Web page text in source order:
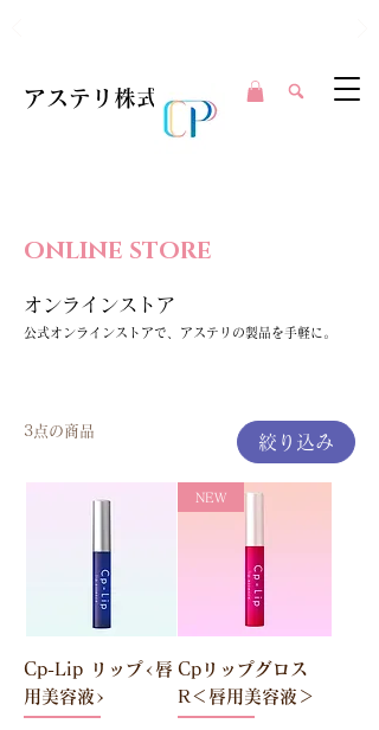
アステリ株式会社
ONLINE STORE
オンラインストア
公式オンラインストアで、アステリの製品を手軽に。
3点の商品
絞り込み
Cp-Lip リップ<唇
用美容液>
NEW
Cpリップグロス
R＜唇用美容液＞